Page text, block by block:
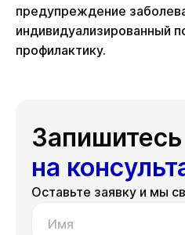
предупреждение
индивидуализированный
профилактику.
Запишитесь
на
Оставьте заявку и мы
Имя